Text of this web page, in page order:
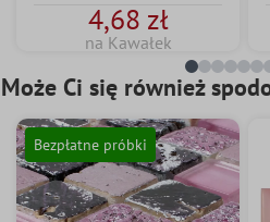
4,68 zł
na Kawałek
Może Ci się również
Bezpłatne próbki